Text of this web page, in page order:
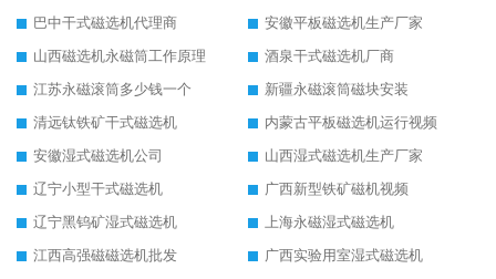
巴中干式磁选机代理商
安徽平板磁选机生产厂家
山西磁选机永磁筒工作原理
酒泉干式磁选机厂商
江苏永磁滚筒多少钱一个
新疆永磁滚筒磁块安装
清远钛铁矿干式磁选机
内蒙古平板磁选机运行视频
安徽湿式磁选机公司
山西湿式磁选机生产厂家
辽宁小型干式磁选机
广西新型铁矿磁机视频
辽宁黑钨矿湿式磁选机
上海永磁湿式磁选机
江西高强磁磁选机批发
广西实验用室湿式磁选机